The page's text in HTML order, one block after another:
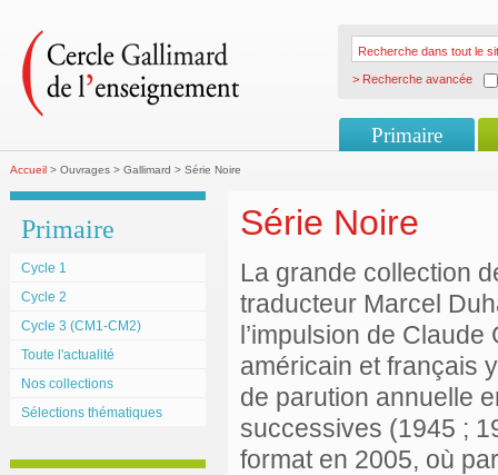
> Recherche avancée
Primaire
Accueil > Ouvrages > Gallimard > Série Noire
Primaire
Cycle 1
Cycle 2
Cycle 3 (CM1-CM2)
Toute l'actualité
Nos collections
Sélections thématiques
Série Noire
La grande collection
traducteur Marcel
l’impulsion de
américain et français
de parution annuelle
successives (1945 ;
format en 2005, où